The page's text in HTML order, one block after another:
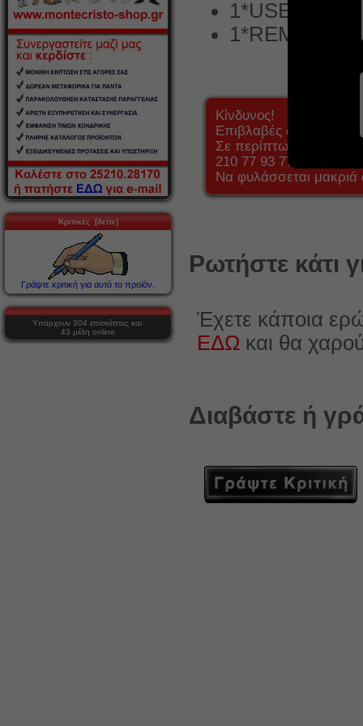
Κριτικές [δείτε]
Γράψτε κριτική για αυτό το προϊόν.
Υπάρχουν 304 επισκέπτες και
43 μέλη online
1*USER
Κίνδυνος!
Επιβλαβές σε
Σε περίπτωση
210 77 93 777.
Να φυλάσσεται μακριά
Ρωτήστε κάτι
Έχετε κάποια
ΕΔΩ και θα
Διαβάστε ή